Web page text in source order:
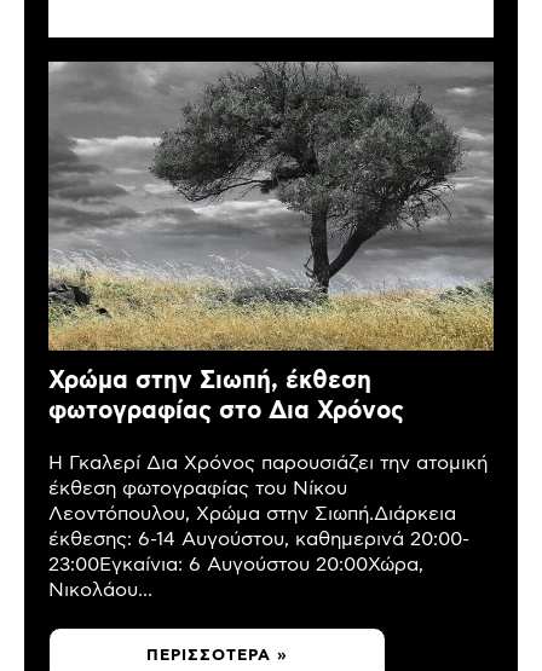
Χρώμα στην Σιωπή, έκθεση
φωτογραφίας στο Δια Χρόνος
Η Γκαλερί Δια Χρόνος παρουσιάζει την ατομική
έκθεση φωτογραφίας του Νίκου
Λεοντόπουλου, Χρώμα στην Σιωπή.Διάρκεια
έκθεσης: 6-14 Αυγούστου, καθημερινά 20:00-
23:00Εγκαίνια: 6 Αυγούστου 20:00Χώρα,
Νικολάου...
ΠΕΡΙΣΣΌΤΕΡΑ »